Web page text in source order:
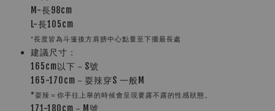
M-長98cm
L-長105cm
*長度皆為斗篷後方肩膀中心點量至下擺最長處
建議尺寸：
165cm以下－S號
165-170cm－耍辣穿S 一般M
*耍辣＝你手往上舉的時候會呈現要露不露的性感狀態。
171-180cm－M號